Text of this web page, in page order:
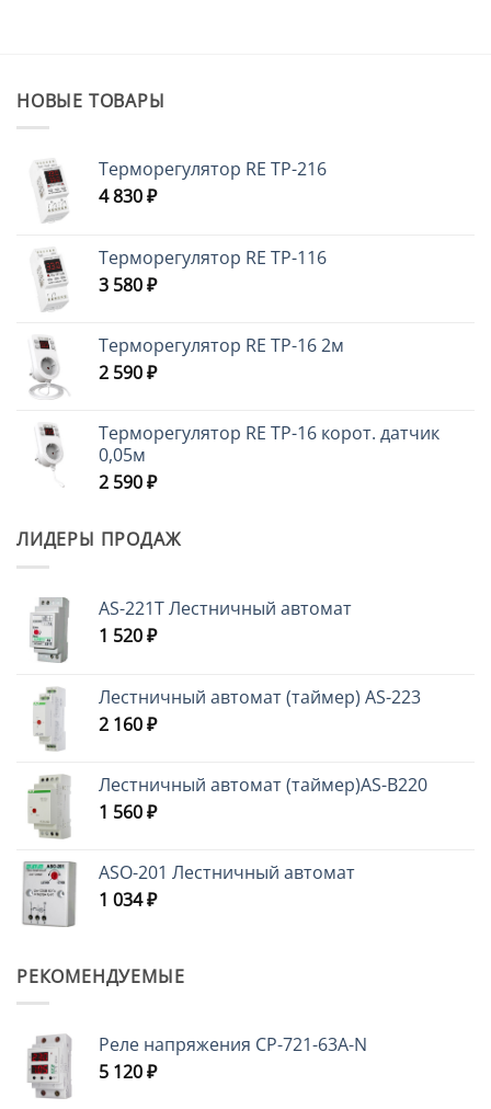
НОВЫЕ ТОВАРЫ
Терморегулятор RE ТР-216
4 830₽
Терморегулятор RE ТР-116
3 580₽
Терморегулятор RE ТР-16 2м
2 590₽
Терморегулятор RE ТР-16 корот. датчик
0,05м
2 590₽
ЛИДЕРЫ ПРОДАЖ
AS-221T Лестничный автомат
1 520₽
Лестничный автомат (таймер) AS-223
2 160₽
Лестничный автомат (таймер)AS-B220
1 560₽
ASO-201 Лестничный автомат
1 034₽
РЕКОМЕНДУЕМЫЕ
Реле напряжения CP-721-63A-N
5 120₽